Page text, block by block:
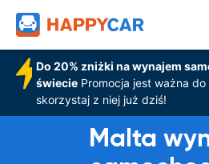
Do 20% zniżki na wynajem
świeciePromocja jest ważna do
skorzystaj z niej już dziś!
Malta